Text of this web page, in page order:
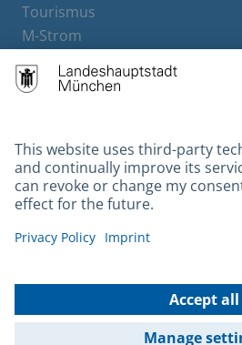
Tourismus
M-Strom
Hotels
Contact
Barrierefreiheit
Leichte Sprache
Gebärdensprache
Kontakt